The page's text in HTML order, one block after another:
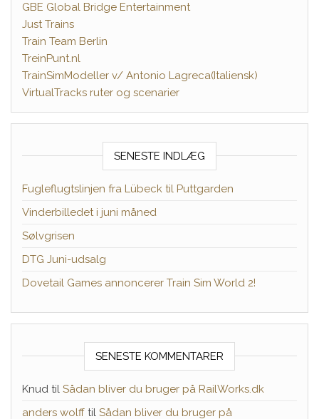
GBE Global Bridge Entertainment
Just Trains
Train Team Berlin
TreinPunt.nl
TrainSimModeller v/ Antonio Lagreca(Italiensk)
VirtualTracks ruter og scenarier
SENESTE INDLÆG
Fugleflugtslinjen fra Lübeck til Puttgarden
Vinderbilledet i juni måned
Sølvgrisen
DTG Juni-udsalg
Dovetail Games annoncerer Train Sim World 2!
SENESTE KOMMENTARER
Knud til Sådan bliver du bruger på RailWorks.dk
anders wolff til Sådan bliver du bruger på